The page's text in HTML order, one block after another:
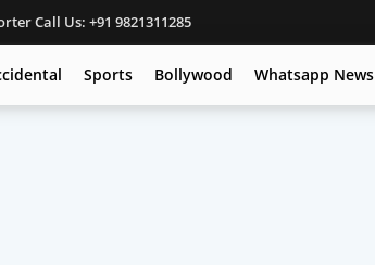
Call Us: +91 9821311285
Sports Bollywood Whatsapp News